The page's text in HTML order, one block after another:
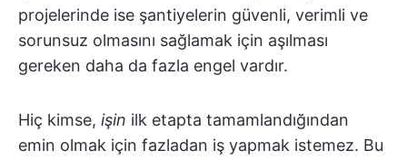
projelerinde ise şantiyelerin güvenli, verimli ve
sorunsuz olmasını sağlamak için aşılması
gereken daha da fazla engel vardır.
Hiç kimse, işin ilk etapta tamamlandığından
emin olmak için fazladan iş yapmak istemez. Bu